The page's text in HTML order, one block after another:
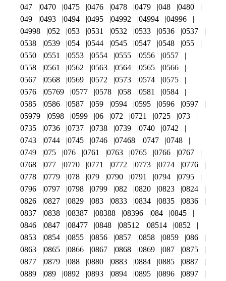
047 0470 0475 0476 0478 0479 048
0480
049
0493 0494 0495 04992 04994
04996
04998
052 053 0531 0532 0533 0536
0537
0538
0539 054 0544 0545 0547 0548
055
0550
0551 0553 0554 0555 0556
0557
0558
0561 0562 0563 0564 0565
0566
0567
0568 0569 0572 0573 0574
0575
0576
05769 0577 0578 058 0581
0584
0585
0586 0587 059 0594 0595 0596
0597
05979
0598 0599 06 072 0721 0725
073
0735
0736 0737 0738 0739 0740
0742
0743
0744 0745 0746 07468 0747
0748
0749
075 076 0761 0763 0765 0766
0767
0768
077 0770 0771 0772 0773 0774
0776
0778
0779 078 079 0790 0791 0794
0795
0796
0797 0798 0799 082 0820 0823
0824
0826
0827 0829 083 0833 0834 0835
0836
0837
0838 08387 08388 08396 084
0845
0846
0847 08477 0848 08512 08514
0852
0853
0854 0855 0856 0857 0858 0859
086
0863
0865 0866 0867 0868 0869 087
0875
0877
0879 088 0880 0883 0884 0885
0887
0889
089 0892 0893 0894 0895 0896
0897